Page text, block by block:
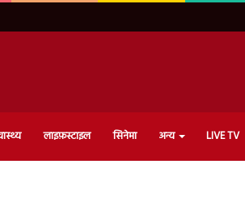
लाइफ़स्टाइल सिनेमा अन्य LIVE TV